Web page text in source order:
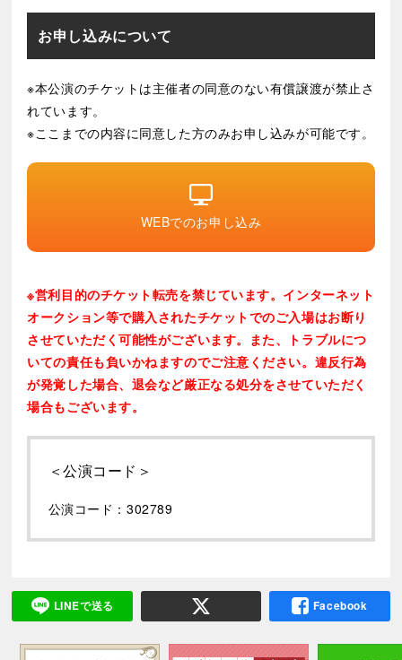
お申し込みについて
※本公演のチケットは主催者の同意のない有償譲渡が禁止さ
れています。
※ここまでの内容に同意した方のみお申し込みが可能です。
WEBでのお申し込み
※営利目的のチケット転売を禁じています。インターネット
オークション等で購入されたチケットでのご入場はお断り
させていただく可能性がございます。また、トラブルにつ
いての責任も負いかねますのでご注意ください。違反行為
が発覚した場合、退会など厳正なる処分をさせていただく
場合もございます。
＜公演コード＞
公演コード：302789
LINEで送る Facebook